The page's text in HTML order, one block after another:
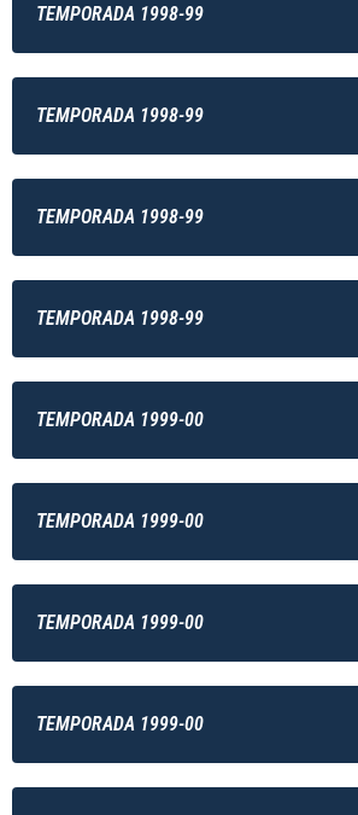
TEMPORADA 1998-99
TEMPORADA 1998-99
TEMPORADA 1998-99
TEMPORADA 1998-99
TEMPORADA 1999-00
TEMPORADA 1999-00
TEMPORADA 1999-00
TEMPORADA 1999-00